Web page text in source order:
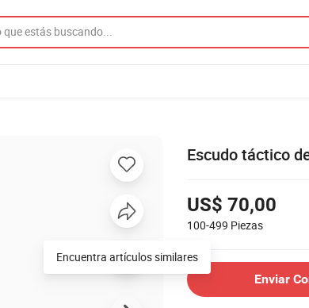
Escudo táctico
US$ 70,00
100-499 Piezas
Enviar
Encuentra artículos similares